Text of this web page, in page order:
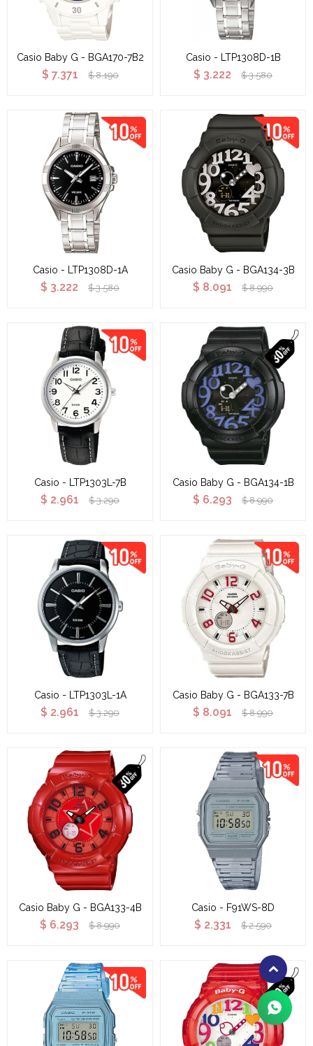
Casio Baby G - BGA170-7B2
$ 7.371 $ 8.190
Casio - LTP1308D-1B
$ 3.222 $ 3.580
Casio - LTP1308D-1A
$ 3.222 $ 3.580
Casio Baby G - BGA134-3B
$ 8.091 $ 8.990
Casio - LTP1303L-7B
$ 2.961 $ 3.290
Casio Baby G - BGA134-1B
$ 6.293 $ 8.990
Casio - LTP1303L-1A
$ 2.961 $ 3.290
Casio Baby G - BGA133-7B
$ 8.091 $ 8.990
Casio Baby G - BGA133-4B
$ 6.293 $ 8.990
Casio - F91WS-8D
$ 2.331 $ 2.590